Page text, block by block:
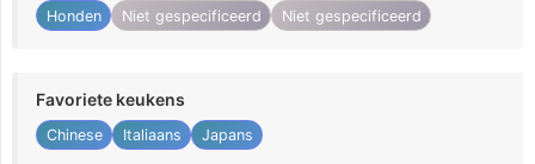
Honden Niet gespecificeerd Niet gespecificeerd
Favoriete keukens
Chinese Italiaans Japans